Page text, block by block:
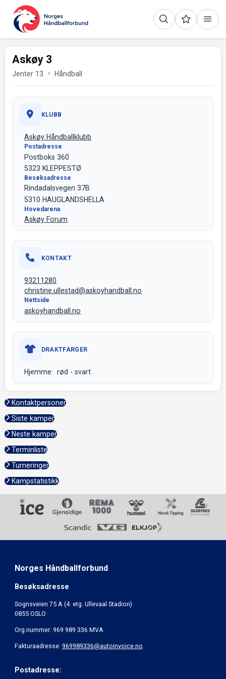
Askøy 3
Jenter 13 Håndball
KLUBB
Askøy Håndballklubb
Postadresse
Postboks 360
5323 KLEPPESTØ
Besøksadresse
Rindadalsvegen 37B
5310 HAUGLANDSHELLA
Hovedarena
Askøy Forum
KONTAKT
93211280
christine.ullestad@askoyhandball.no
Nettside
askoyhandball.no
DRAKTFARGER
Hjemme: rød - svart
Kontaktpersoner
Siste kamper
Neste kamper
Terminliste
Turneringer
Kampstatistikk
Norges Håndballforbund
Besøksadresse
Sognsveien 75 A (4. etg. Ullevaal Stadion)
0855 OSLO
Org.nummer: 969 989 336 MVA
Fakturaadresse: 969989336@autoinvoice.no
Postadresse: